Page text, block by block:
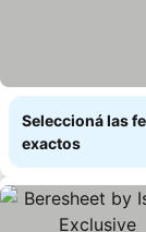
Seleccioná las
exactos